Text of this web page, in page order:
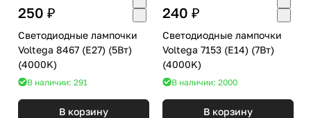
250 ₽
Светодиодные лампочки
Voltega 8467 (E27) (5Вт)
(4000K)
В наличии: 291
В корзину
240 ₽
Светодиодные лампочки
Voltega 7153 (E14) (7Вт)
(4000K)
В наличии: 2000
В корзину